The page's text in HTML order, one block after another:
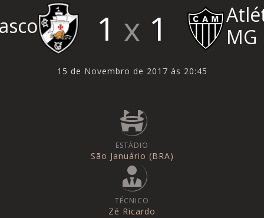
1 1
MG
15 de Novembro de 2017 às 20:45
ESTÁDIO
São Januário (BRA)
TÉCNICO
Zé Ricardo